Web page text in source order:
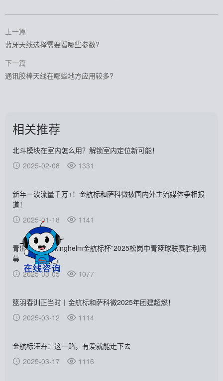
上一篇
蓝牙天线选择需要看哪些参数?
下一篇
通讯胶棒天线在哪些地方应用较多?
相关推荐
北斗模块在室内怎么用？解锁室内定位新可能！
2025-02-08
1331
新年一波流量千万+！金航标和萨科微被国内外主流媒体争相报
道！
2025-01-18
1141
青出于“篮”丨“kinghelm金航标杯”2025松岗中青篮球联赛胜利闭
幕
2025-03-05
1077
篮羽春训正当时丨金航标和萨科微2025年团建超燃！
2025-03-12
1114
金航标汪卉：这一路，有爱就能走下去
2025-03-17
1116